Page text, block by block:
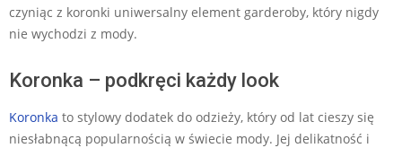
czyniąc z koronki uniwersalny element garderoby, który nigdy
nie wychodzi z mody.
Koronka – podkręci każdy look
Koronka to stylowy dodatek do odzieży, który od lat cieszy się
niesłabnącą popularnością w świecie mody. Jej delikatność i